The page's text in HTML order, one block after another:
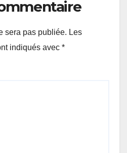
sera pas publiée. Les
indiqués avec *